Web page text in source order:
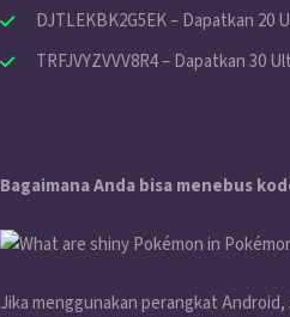
DJTLEKBK2G5EK – Dapatkan
TRFJVYZVVV8R4 – Dapatkan 30
Bagaimana Anda bisa menebus
Jika menggunakan perangkat